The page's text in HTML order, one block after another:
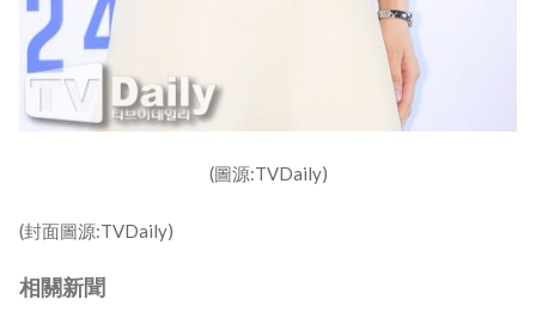
(圖源:TVDaily)
(封面圖源:TVDaily)
相關新聞